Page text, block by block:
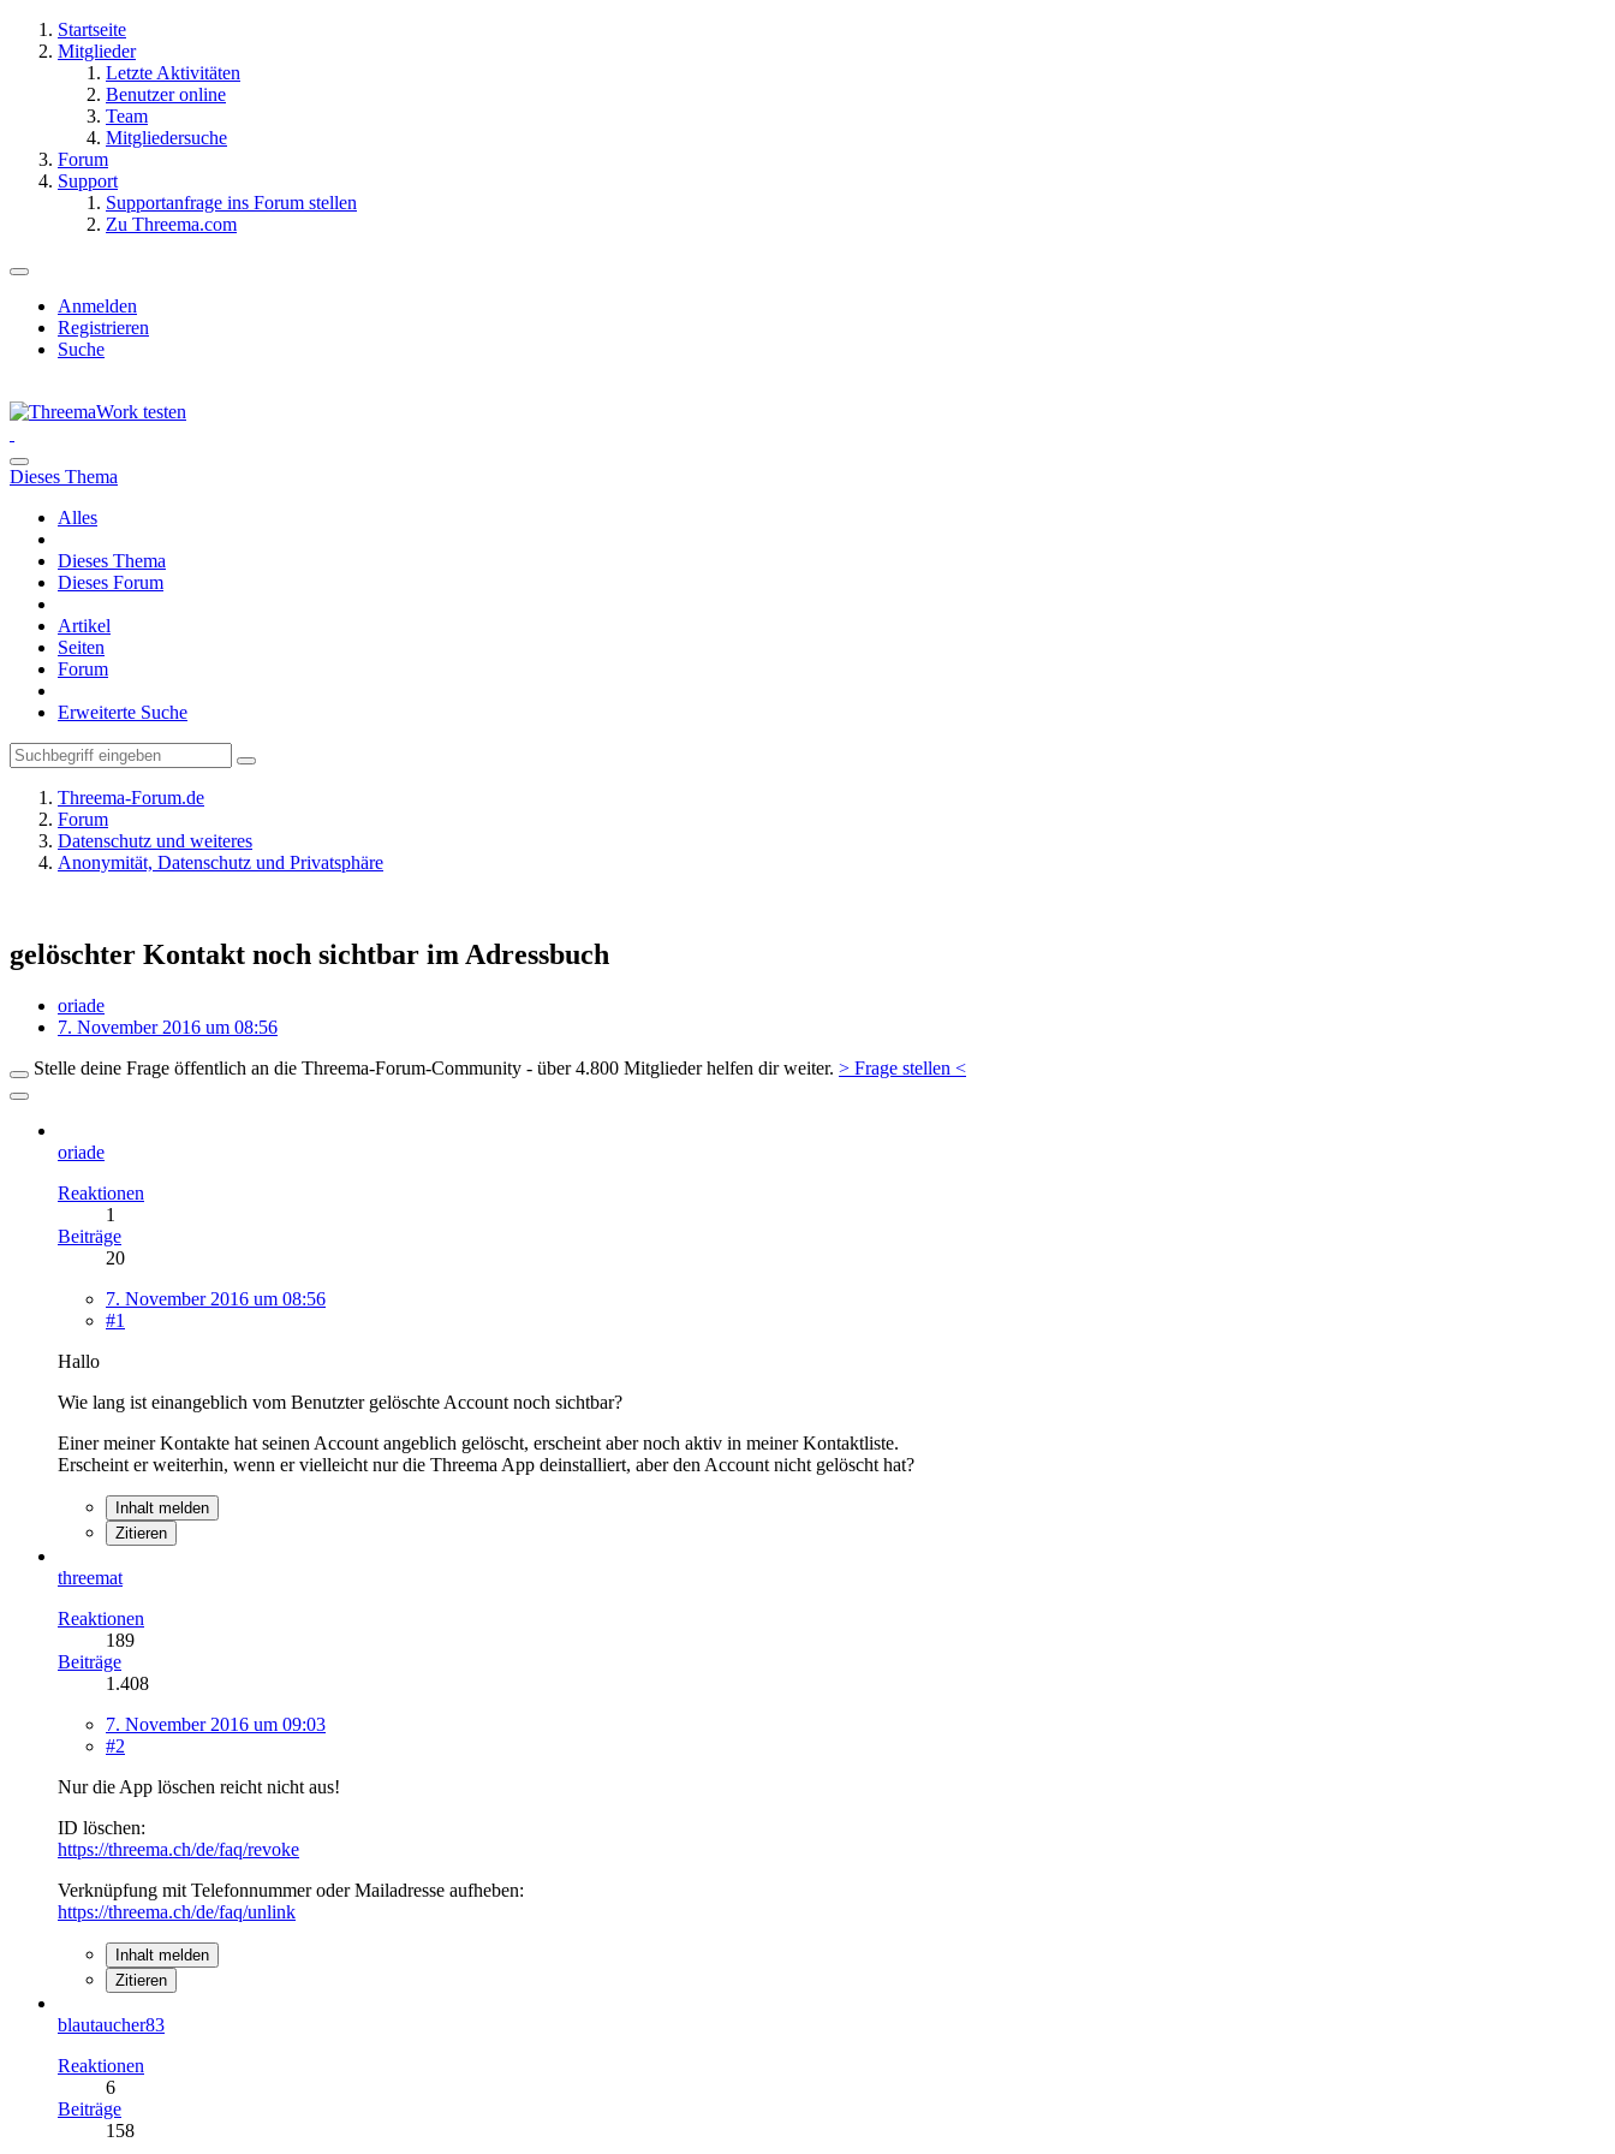
Startseite
Mitglieder
Letzte Aktivitäten
Benutzer online
Team
Mitgliedersuche
Forum
Support
Supportanfrage ins Forum stellen
Zu Threema.com
Anmelden
Registrieren
Suche
Dieses Thema
Alles
Dieses Thema
Dieses Forum
Artikel
Seiten
Forum
Erweiterte Suche
Threema-Forum.de
Forum
Datenschutz und weiteres
Anonymität, Datenschutz und Privatsphäre
gelöschter Kontakt noch sichtbar im Adressbuch
oriade
7. November 2016 um 08:56
Stelle deine Frage öffentlich an die Threema-Forum-Community - über 4.800 Mitglieder helfen dir weiter. > Frage stellen <
oriade
Reaktionen
1
Beiträge
20
7. November 2016 um 08:56
#1
Hallo
Wie lang ist einangeblich vom Benutzter gelöschte Account noch sichtbar?
Einer meiner Kontakte hat seinen Account angeblich gelöscht, erscheint aber noch aktiv in meiner Kontaktliste.
Erscheint er weiterhin, wenn er vielleicht nur die Threema App deinstalliert, aber den Account nicht gelöscht hat?
Inhalt melden
Zitieren
threemat
Reaktionen
189
Beiträge
1.408
7. November 2016 um 09:03
#2
Nur die App löschen reicht nicht aus!
ID löschen:
https://threema.ch/de/faq/revoke
Verknüpfung mit Telefonnummer oder Mailadresse aufheben:
https://threema.ch/de/faq/unlink
Inhalt melden
Zitieren
blautaucher83
Reaktionen
6
Beiträge
158